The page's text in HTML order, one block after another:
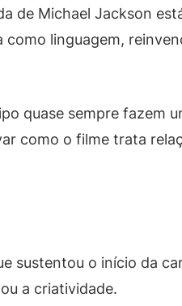
de Michael Jackson
linguagem,
quase sempre fazem
como o filme trata
sustentou o início da
a criatividade.